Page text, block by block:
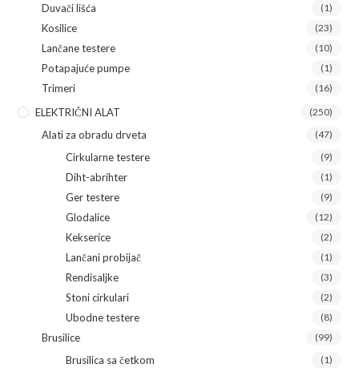
Duvači lišća (1)
Kosilice (23)
Lančane testere (10)
Potapajuće pumpe (1)
Trimeri (16)
ELEKTRIČNI ALAT (250)
Alati za obradu drveta (47)
Cirkularne testere (9)
Diht-abrihter (1)
Ger testere (9)
Glodalice (12)
Kekserice (2)
Lančani probijač (1)
Rendisaljke (3)
Stoni cirkulari (2)
Ubodne testere (8)
Brusilice (99)
Brusilica sa četkom (1)